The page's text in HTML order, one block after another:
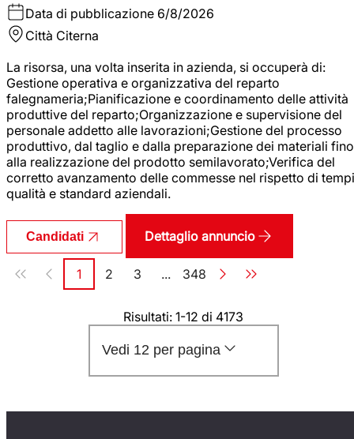
Data di pubblicazione 6/8/2026
Città Citerna
La risorsa, una volta inserita in azienda, si occuperà di:
Gestione operativa e organizzativa del reparto
falegnameria;Pianificazione e coordinamento delle attività
produttive del reparto;Organizzazione e supervisione del
personale addetto alle lavorazioni;Gestione del processo
produttivo, dal taglio e dalla preparazione dei materiali fino
alla realizzazione del prodotto semilavorato;Verifica del
corretto avanzamento delle commesse nel rispetto di
qualità e standard aziendali.
Candidati Dettaglio annuncio
Paginazione
Pagina
1 Pagina
2 Pagina
3 ... Pagina
348
Risultati: 1-12 di 4173
Vedi 12 per pagina